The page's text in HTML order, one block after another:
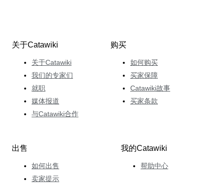
关于Catawiki
关于Catawiki
我们的专家们
就职
媒体报道
与Catawiki合作
购买
如何购买
买家保障
Catawiki故事
买家条款
出售
如何出售
卖家提示
我的Catawiki
帮助中心